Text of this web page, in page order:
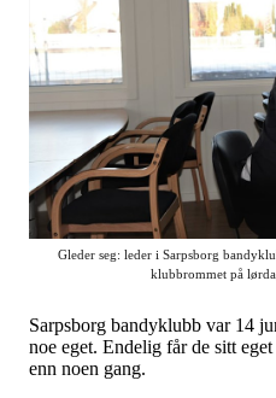
Gleder seg: leder i Sarpsborg
klubbrommet på
Sarpsborg bandyklubb var 14
noe eget. Endelig får de sitt
enn noen gang.